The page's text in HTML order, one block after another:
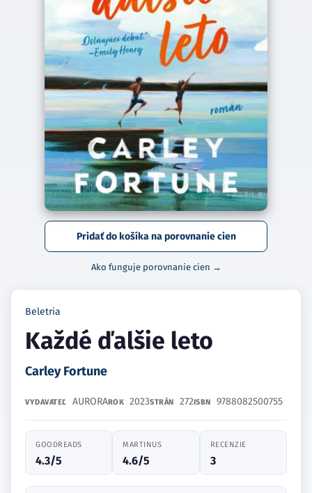
Pridať do košíka na porovnanie cien
Ako funguje porovnanie cien →
Beletria
Každé ďalšie leto
Carley Fortune
VYDAVATEĽ AURORAROK 2023STRÁN 272ISBN 9788082500755
GOODREADS
4.3/5
MARTINUS
4.6/5
RECENZIE
3